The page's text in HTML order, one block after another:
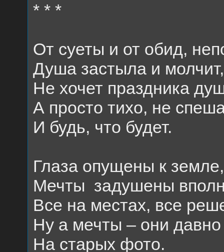
* * *
От суеты и от обид,
Душа застыла и
Не хочет праздника
А просто тихо, не
И будь, что будет.
Глаза опущены к
Мечты задушены
Все на местах, все
Ну а мечты – они давно
На старых фото.